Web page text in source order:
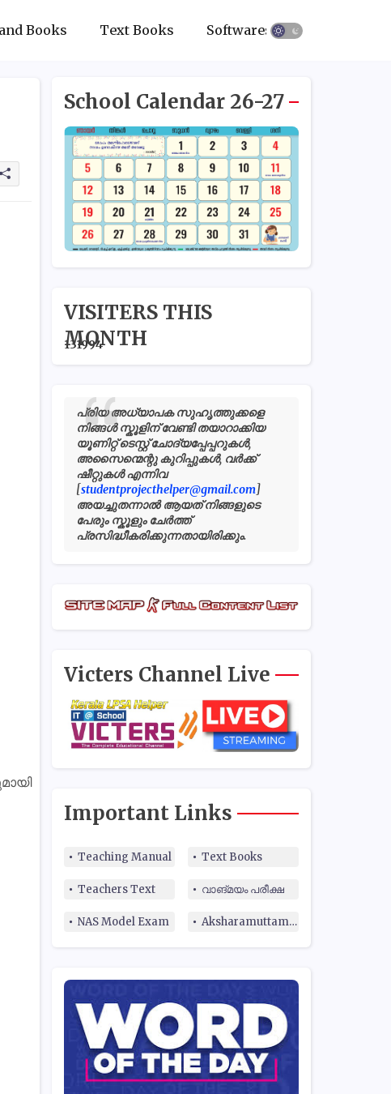
Books Text Books Softwares
School Calendar 26-27
VISITERS THIS
MONTH
131994
പ്രിയ അധ്യാപക സുഹൃത്തുക്കളെ
നിങ്ങൾ സ്കൂളിന് വേണ്ടി തയാറാക്കിയ
യൂണിറ്റ് ടെസ്റ്റ് ചോദ്യപ്പേപ്പറുകൾ,
അസൈന്മെന്റു കുറിപ്പുകൾ, വർക്ക്
ഷീറ്റുകൾ എന്നിവ
[studentprojecthelper@gmail.com]
അയച്ചുതന്നാൽ ആയത് നിങ്ങളുടെ
പേരും സ്കൂളും ചേർത്ത്
പ്രസിദ്ധീകരിക്കുന്നതായിരിക്കും.
Victers Channel Live
Important Links
Teaching Manual Text Books
Teachers Text വാങ്മയം പരീക്ഷ
NAS Model Exam Aksharamuttam Quiz